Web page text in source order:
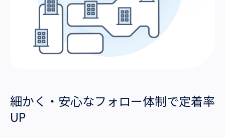
細かく・安心なフォロー体制で定着率
UP